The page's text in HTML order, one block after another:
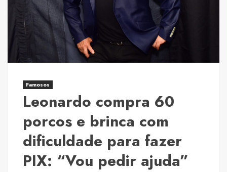
sobre
músicas
da
novela
recebido
royalties
Famosos
Leonardo compra 60
porcos e brinca com
dificuldade para fazer
PIX: “Vou pedir ajuda”